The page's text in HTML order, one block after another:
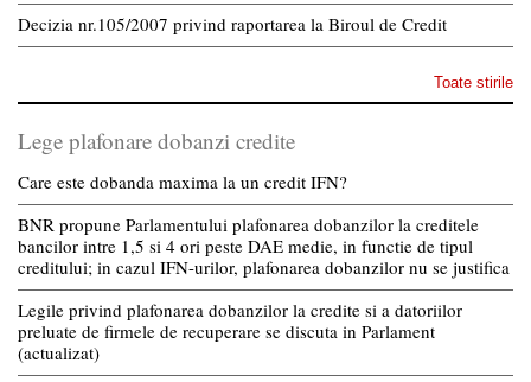
Decizia nr.105/2007 privind raportarea la Biroul de Credit
Toate stirile
Lege plafonare dobanzi credite
Care este dobanda maxima la un credit IFN?
BNR propune Parlamentului plafonarea dobanzilor la creditele
bancilor intre 1,5 si 4 ori peste DAE medie, in functie de tipul
creditului; in cazul IFN-urilor, plafonarea dobanzilor nu se justifica
Legile privind plafonarea dobanzilor la credite si a datoriilor
preluate de firmele de recuperare se discuta in Parlament
(actualizat)